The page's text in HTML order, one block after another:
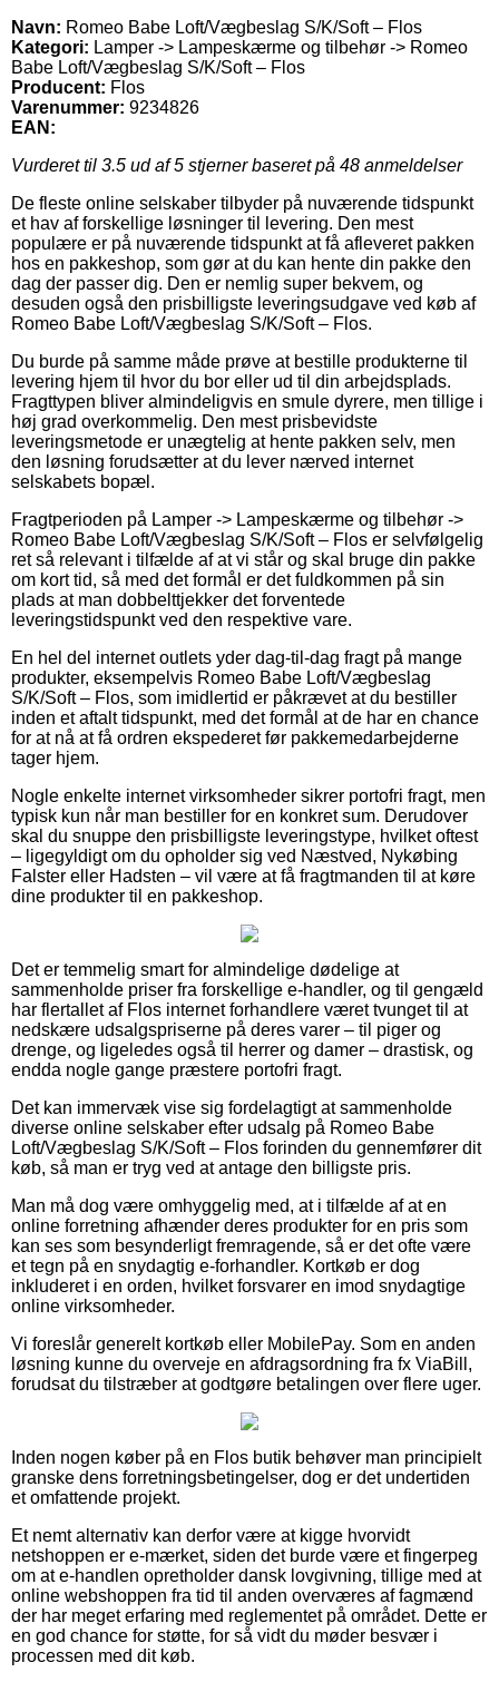
Navn: Romeo Babe Loft/Vægbeslag S/K/Soft – Flos
Kategori: Lamper -> Lampeskærme og tilbehør -> Romeo
Babe Loft/Vægbeslag S/K/Soft – Flos
Producent: Flos
Varenummer: 9234826
EAN:
Vurderet til 3.5 ud af 5 stjerner baseret på 48 anmeldelser
De fleste online selskaber tilbyder på nuværende tidspunkt
et hav af forskellige løsninger til levering. Den mest
populære er på nuværende tidspunkt at få afleveret pakken
hos en pakkeshop, som gør at du kan hente din pakke den
dag der passer dig. Den er nemlig super bekvem, og
desuden også den prisbilligste leveringsudgave ved køb af
Romeo Babe Loft/Vægbeslag S/K/Soft – Flos.
Du burde på samme måde prøve at bestille produkterne til
levering hjem til hvor du bor eller ud til din arbejdsplads.
Fragttypen bliver almindeligvis en smule dyrere, men tillige i
høj grad overkommelig. Den mest prisbevidste
leveringsmetode er unægtelig at hente pakken selv, men
den løsning forudsætter at du lever nærved internet
selskabets bopæl.
Fragtperioden på Lamper -> Lampeskærme og tilbehør ->
Romeo Babe Loft/Vægbeslag S/K/Soft – Flos er selvfølgelig
ret så relevant i tilfælde af at vi står og skal bruge din pakke
om kort tid, så med det formål er det fuldkommen på sin
plads at man dobbelttjekker det forventede
leveringstidspunkt ved den respektive vare.
En hel del internet outlets yder dag-til-dag fragt på mange
produkter, eksempelvis Romeo Babe Loft/Vægbeslag
S/K/Soft – Flos, som imidlertid er påkrævet at du bestiller
inden et aftalt tidspunkt, med det formål at de har en chance
for at nå at få ordren ekspederet før pakkemedarbejderne
tager hjem.
Nogle enkelte internet virksomheder sikrer portofri fragt, men
typisk kun når man bestiller for en konkret sum. Derudover
skal du snuppe den prisbilligste leveringstype, hvilket oftest
– ligegyldigt om du opholder sig ved Næstved, Nykøbing
Falster eller Hadsten – vil være at få fragtmanden til at køre
dine produkter til en pakkeshop.
Det er temmelig smart for almindelige dødelige at
sammenholde priser fra forskellige e-handler, og til gengæld
har flertallet af Flos internet forhandlere været tvunget til at
nedskære udsalgspriserne på deres varer – til piger og
drenge, og ligeledes også til herrer og damer – drastisk, og
endda nogle gange præstere portofri fragt.
Det kan immervæk vise sig fordelagtigt at sammenholde
diverse online selskaber efter udsalg på Romeo Babe
Loft/Vægbeslag S/K/Soft – Flos forinden du gennemfører dit
køb, så man er tryg ved at antage den billigste pris.
Man må dog være omhyggelig med, at i tilfælde af at en
online forretning afhænder deres produkter for en pris som
kan ses som besynderligt fremragende, så er det ofte være
et tegn på en snydagtig e-forhandler. Kortkøb er dog
inkluderet i en orden, hvilket forsvarer en imod snydagtige
online virksomheder.
Vi foreslår generelt kortkøb eller MobilePay. Som en anden
løsning kunne du overveje en afdragsordning fra fx ViaBill,
forudsat du tilstræber at godtgøre betalingen over flere uger.
Inden nogen køber på en Flos butik behøver man principielt
granske dens forretningsbetingelser, dog er det undertiden
et omfattende projekt.
Et nemt alternativ kan derfor være at kigge hvorvidt
netshoppen er e-mærket, siden det burde være et fingerpeg
om at e-handlen opretholder dansk lovgivning, tillige med at
online webshoppen fra tid til anden overværes af fagmænd
der har meget erfaring med reglementet på området. Dette er
en god chance for støtte, for så vidt du møder besvær i
processen med dit køb.